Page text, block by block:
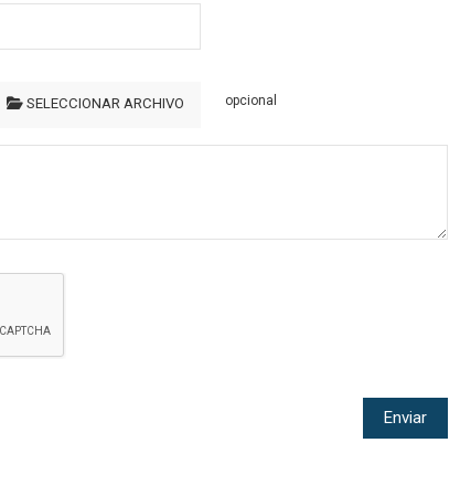
SELECCIONAR ARCHIVO opcional